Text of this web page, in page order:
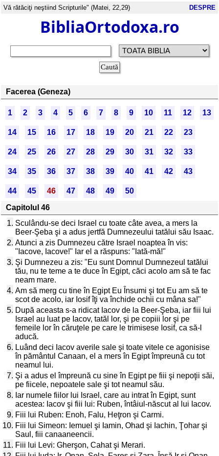
Vă rătăciţi neştiind Scripturile" (Matei, 22,29) DESPRE
BibliaOrtodoxa.ro
Facerea (Geneza)
1 2 3 4 5 6 7 8 9 10 11 12 13
14 15 16 17 18 19 20 21 22 23
24 25 26 27 28 29 30 31 32 33
34 35 36 37 38 39 40 41 42 43
44 45 46 47 48 49
50
Capitolul 46
1. Sculându-se deci Israel cu toate câte avea, a mers la
Beer-Şeba şi a adus jertfă Dumnezeului tatălui său Isaac.
2. Atunci a zis Dumnezeu către Israel noaptea în vis:
"Iacove, Iacove!" Iar el a răspuns: "Iată-mă!"
3. Şi Dumnezeu a zis: "Eu sunt Domnul Dumnezeul tatălui
tău, nu te teme a te duce în Egipt, căci acolo am să te fac
neam mare.
4. Am să merg cu tine în Egipt Eu Însumi şi tot Eu am să te
scot de acolo, iar Iosif îţi va închide ochii cu mâna sa!"
5. După aceasta s-a ridicat Iacov de la Beer-Şeba, iar fiii lui
Israel au luat pe Iacov, tatăl lor, şi pe copiii lor şi pe
femeile lor în căruţele pe care le trimisese Iosif, ca să-l
aducă.
6. Luând deci Iacov averile sale şi toate vitele ce agonisise
în pământul Canaan, el a mers în Egipt împreună cu tot
neamul lui.
7. Şi a adus el împreună cu sine în Egipt pe fiii şi nepoţii săi,
pe fiicele, nepoatele sale şi tot neamul său.
8. Iar numele fiilor lui Israel, care au intrat în Egipt, sunt
acestea: Iacov şi fiii lui: Ruben, întâiul-născut al lui Iacov.
9. Fiii lui Ruben: Enoh, Falu, Heţron şi Carmi.
10. Fiii lui Simeon: Iemuel şi Iamin, Ohad şi Iachin, Ţohar şi
Saul, fiii canaaneencii.
11. Fiii lui Levi: Gherşon, Cahat şi Merari.